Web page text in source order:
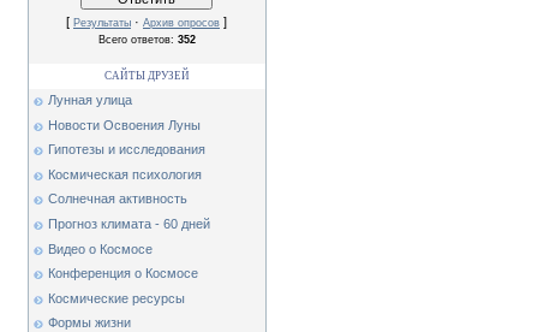
[ Результаты · Архив опросов ]
Всего ответов: 352
САЙТЫ ДРУЗЕЙ
Лунная улица
Новости Освоения Луны
Гипотезы и исследования
Космическая психология
Солнечная активность
Прогноз климата - 60 дней
Видео о Космосе
Конференция о Космосе
Космические ресурсы
Формы жизни